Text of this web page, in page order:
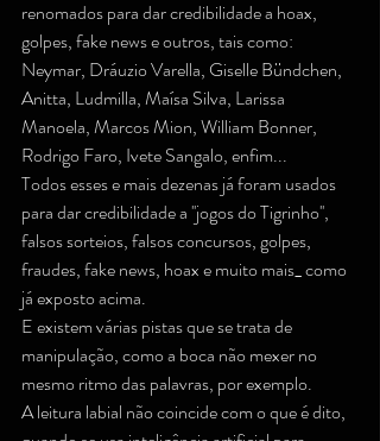
renomados para dar credibilidade a hoax,
golpes, fake news e outros, tais como:
Neymar, Dráuzio Varella, Giselle Bündchen,
Anitta, Ludmilla, Maísa Silva, Larissa
Manoela, Marcos Mion, William Bonner,
Rodrigo Faro, Ivete Sangalo, enfim...
Todos esses e mais dezenas já foram usados
para dar credibilidade a ''jogos do Tigrinho'',
falsos sorteios, falsos concursos, golpes,
fraudes, fake news, hoax e muito mais_ como
já exposto acima.
E existem várias pistas que se trata de
manipulação, como a boca não mexer no
mesmo ritmo das palavras, por exemplo.
A leitura labial não coincide com o que é dito,